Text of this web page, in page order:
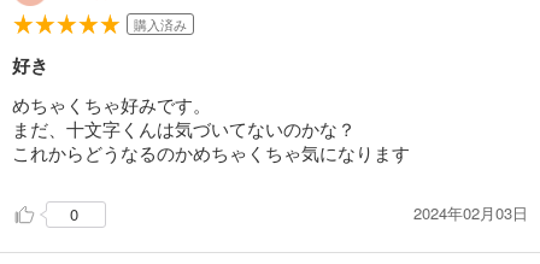
購入済み
好き
めちゃくちゃ好みです。
まだ、十文字くんは気づいてないのかな？
これからどうなるのかめちゃくちゃ気になります
0 2024年02月03日